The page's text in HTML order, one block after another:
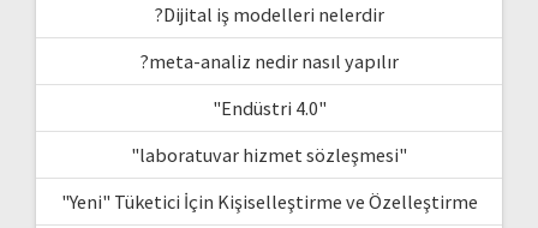
?Dijital iş modelleri nelerdir
?meta-analiz nedir nasıl yapılır
"Endüstri 4.0"
"laboratuvar hizmet sözleşmesi"
"Yeni" Tüketici İçin Kişiselleştirme ve Özelleştirme